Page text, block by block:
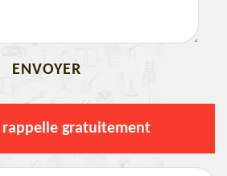
rappelle gratuitement